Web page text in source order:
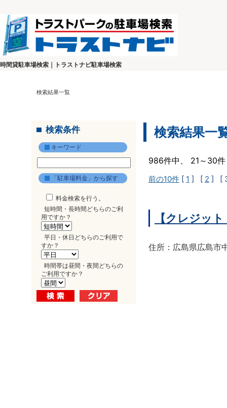
時間貸駐車場検索｜トラストナビ駐車場検索
検索結果一覧
検索条件
キーワード
「駐車場料金」から探す
料金検索を行う。
短時間・長時間どちらのご利
用ですか？
平日・休日どちらのご利用で
すか？
時間帯は昼間・夜間どちらの
ご利用ですか？
検索結果一
986件中、 21～30
前の10件 [ 1 ] [ 2 ] [
【クレジッ
住所：広島県広島市